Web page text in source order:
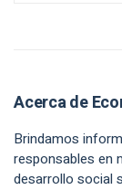
Acerca de
Brindamos
responsables en
desarrollo social